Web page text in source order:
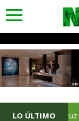
toggle
navigation
LO ÚLTIMO
Veracruz estrenará